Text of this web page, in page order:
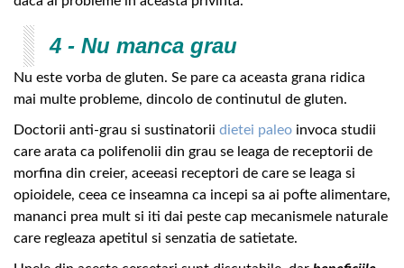
4 - Nu manca grau
Nu este vorba de gluten. Se pare ca aceasta grana ridica
mai multe probleme, dincolo de continutul de gluten.
Doctorii anti-grau si sustinatorii dietei paleo invoca studii
care arata ca polifenolii din grau se leaga de receptorii de
morfina din creier, aceeasi receptori de care se leaga si
opioidele, ceea ce inseamna ca incepi sa ai pofte alimentare,
mananci prea mult si iti dai peste cap mecanismele naturale
care regleaza apetitul si senzatia de satietate.